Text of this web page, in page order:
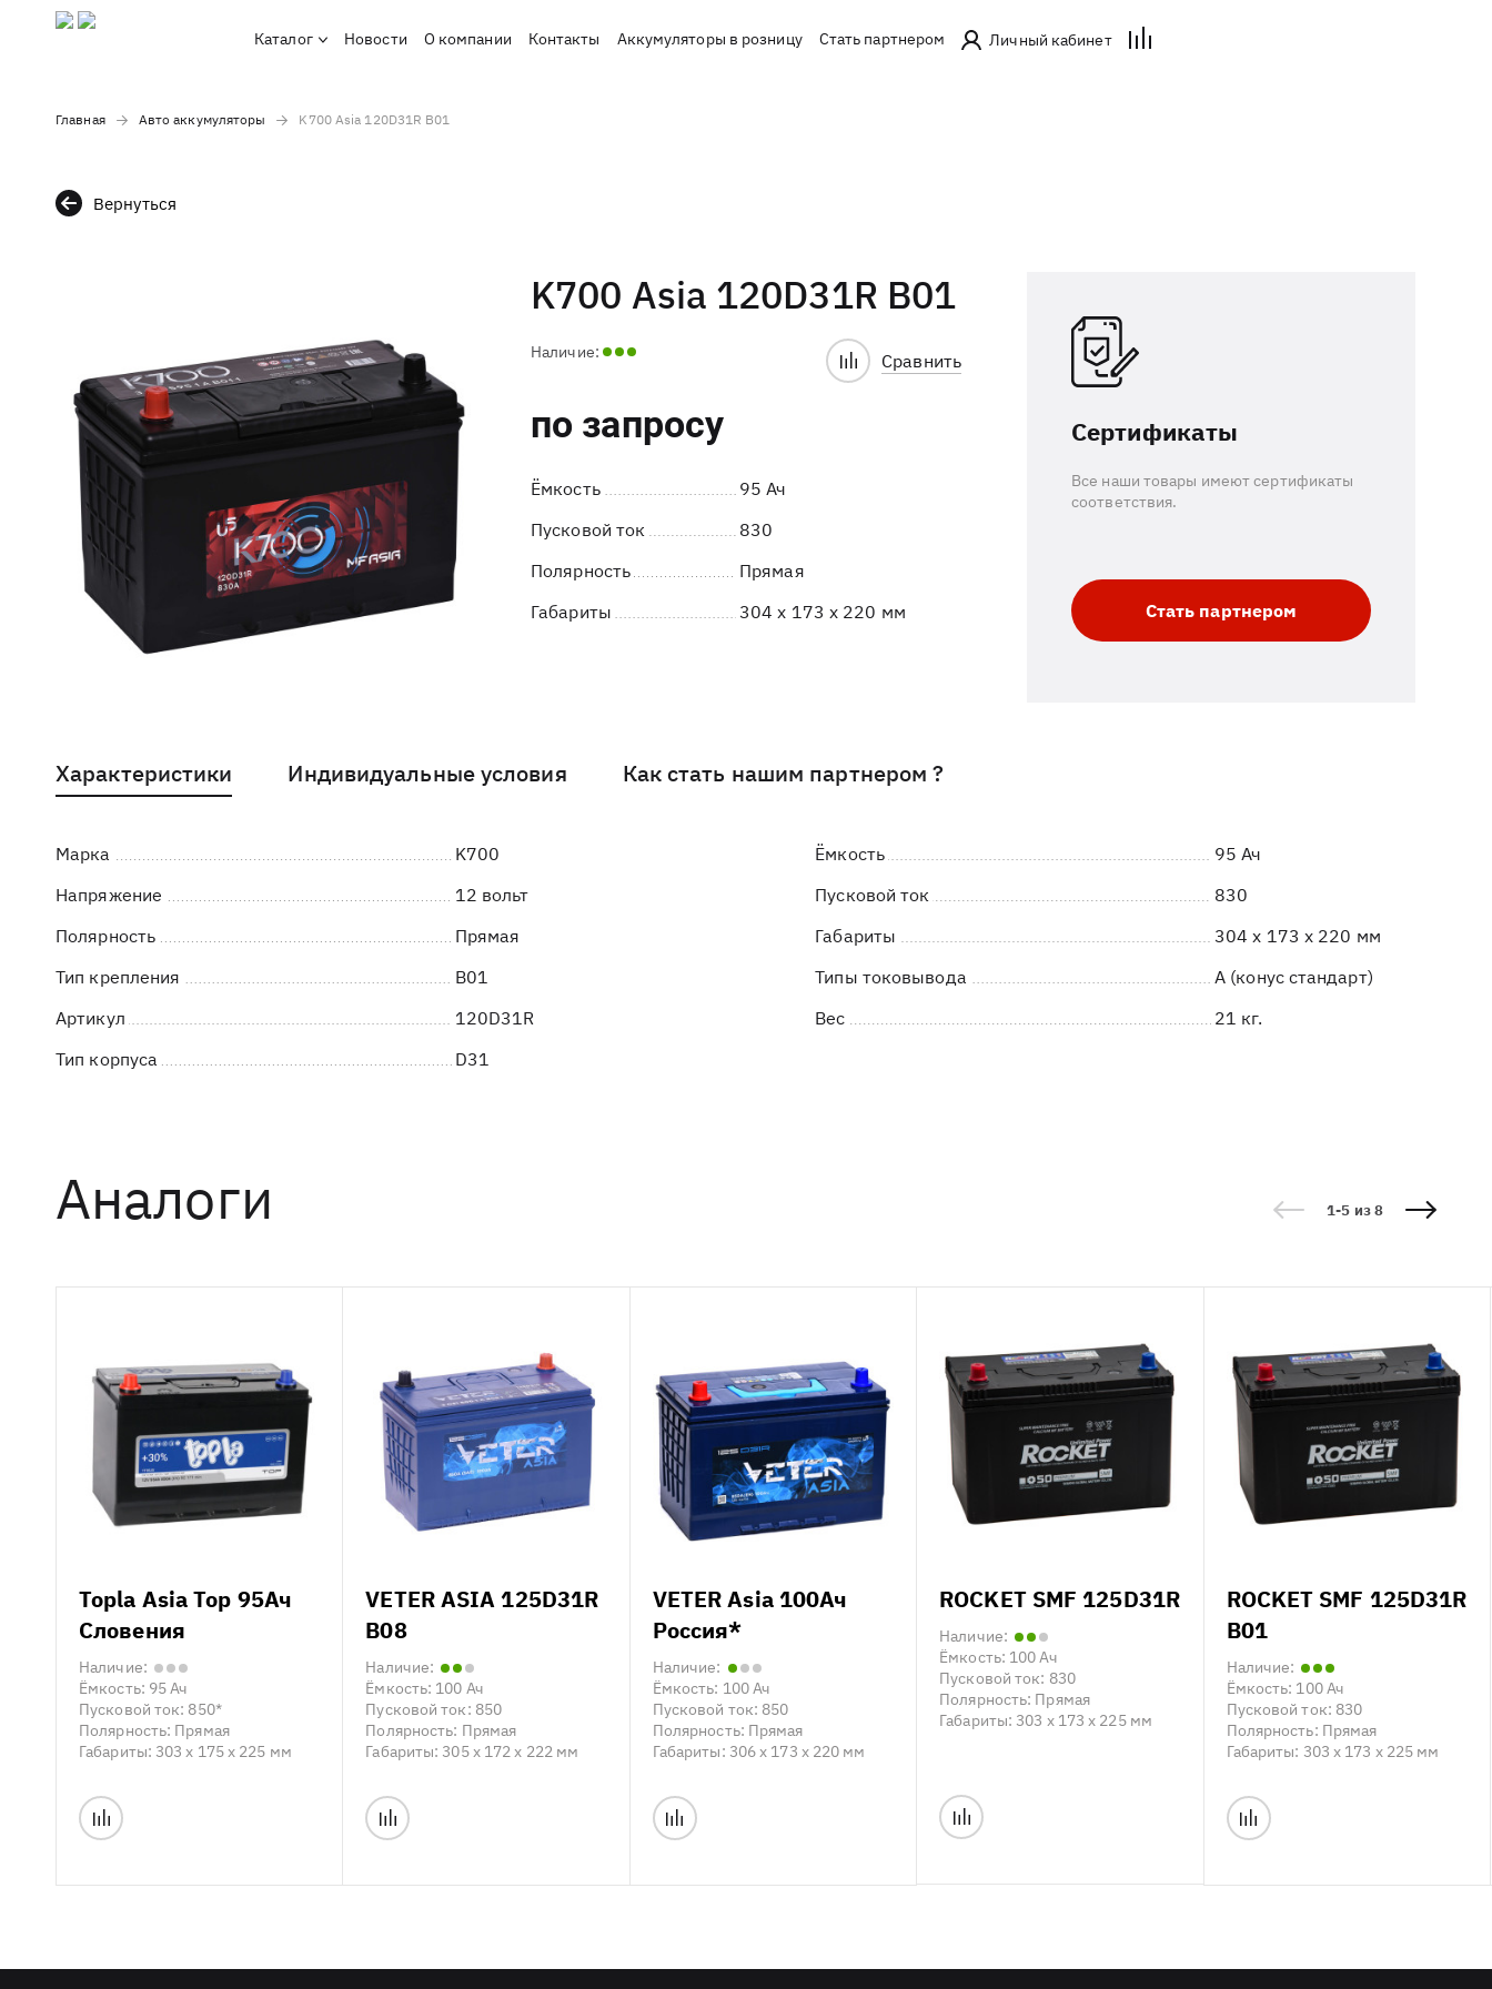
Каталог Новости О компании Контакты Аккумуляторы в розницу Стать партнером Личный кабинет
Главная Авто аккумуляторы K700 Asia 120D31R B01
Вернуться
K700 Asia 120D31R B01
Наличие:
по запросу
Сравнить
Ёмкость
95 Ач
Пусковой ток
830
Полярность
Прямая
Габариты
304 x 173 x 220 мм
Сертификаты
Все наши товары имеют сертификаты
соответствия.
Стать партнером
Характеристики Индивидуальные условия Как стать нашим партнером ?
Марка K700 Ёмкость
95 Ач
Напряжение
12 вольт Пусковой ток
830
Полярность
Прямая Габариты
304 x 173 x 220 мм
Тип крепления
B01 Типы токовывода
A (конус стандарт)
Артикул
120D31R Вес
21 кг.
Тип корпуса
D31
Аналоги 1-5 из 8
Topla Asia Top 95Ач
Словения
Наличие:
Ёмкость: 95 Ач
Пусковой ток: 850*
Полярность: Прямая
Габариты: 303 x 175 x 225 мм
VETER ASIA 125D31R
B08
Наличие:
Ёмкость: 100 Ач
Пусковой ток: 850
Полярность: Прямая
Габариты: 305 x 172 x 222 мм
VETER Asia 100Ач
Россия*
Наличие:
Ёмкость: 100 Ач
Пусковой ток: 850
Полярность: Прямая
Габариты: 306 x 173 x 220 мм
ROCKET SMF 125D31R
Наличие:
Ёмкость: 100 Ач
Пусковой ток: 830
Полярность: Прямая
Габариты: 303 x 173 x 225 мм
ROCKET SMF 125D31R
B01
Наличие:
Ёмкость: 100 Ач
Пусковой ток: 830
Полярность: Прямая
Габариты: 303 x 173 x 225 мм